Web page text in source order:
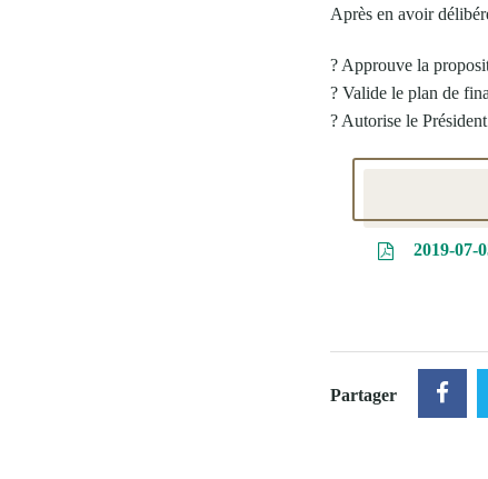
Après en avoir
? Approuve la
? Valide le plan de
? Autorise le
2019-07-
Partager